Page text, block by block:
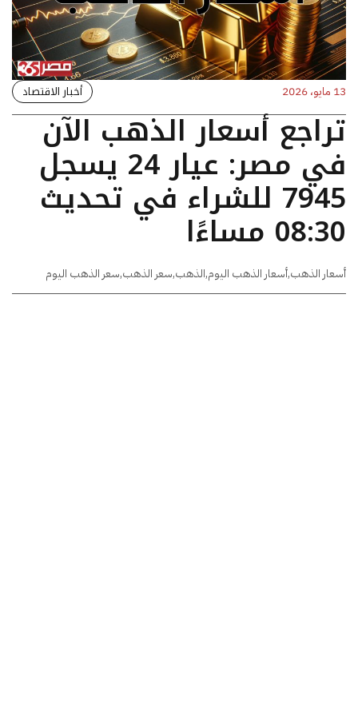
13 مايو، 2026 أخبار الاقتصاد
تراجع أسعار الذهب الآن
في مصر: عيار 24 يسجل
7945 للشراء في تحديث
08:30 مساءًا
أسعار الذهب,أسعار الذهب اليوم,الذهب,سعر الذهب,سعر الذهب اليوم